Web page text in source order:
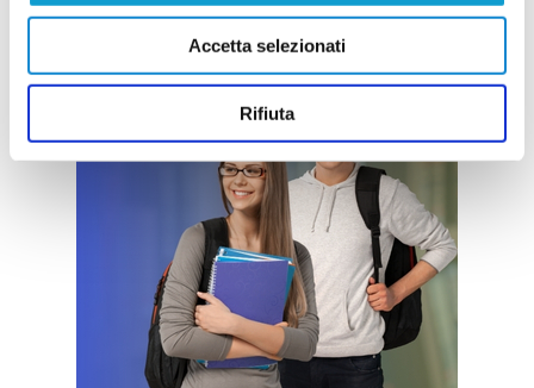
Accetta selezionati
Rifiuta